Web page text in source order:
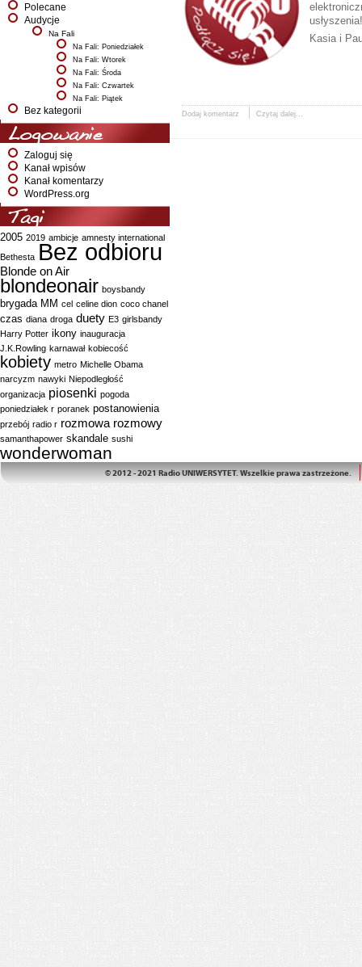
Polecane
Audycje
Na Fali
Na Fali: Poniedziałek
Na Fali: Wtorek
Na Fali: Środa
Na Fali: Czwartek
Na Fali: Piątek
Bez kategorii
Logowanie
Zaloguj się
Kanał wpisów
Kanał komentarzy
WordPress.org
Tagi
2005 2019 ambicje amnesty international
Bethesta Bez odbioru
Blonde on Air
blondeonair boysbandy
brygada MM cel celine dion coco chanel
czas diana droga duety E3 girlsbandy
Harry Potter ikony inauguracja
J.K.Rowling karnawał kobiecość
kobiety metro Michelle Obama
narcyzm nawyki Niepodległość
organizacja piosenki pogoda
poniedziałek r poranek postanowienia
przebój radio r rozmowa rozmowy
samanthapower skandale sushi
wonderwoman
usłyszenia!
Kasia i
Dodaj komentarz Czytaj dalej...
© 2012 - 2021 Radio UNIWERSYTET. Wszelkie prawa zastrzeżone.